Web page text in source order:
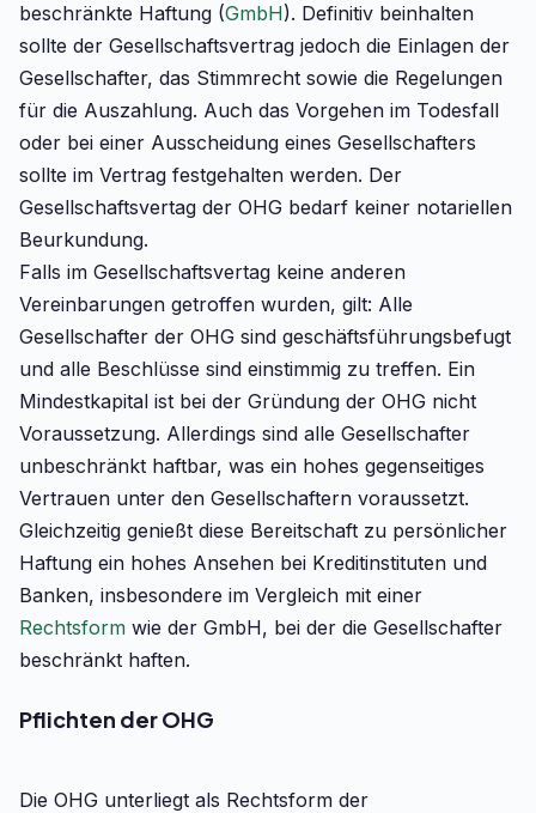
beschränkte Haftung (GmbH). Definitiv beinhalten
sollte der Gesellschaftsvertrag jedoch die Einlagen der
Gesellschafter, das Stimmrecht sowie die Regelungen
für die Auszahlung. Auch das Vorgehen im Todesfall
oder bei einer Ausscheidung eines Gesellschafters
sollte im Vertrag festgehalten werden. Der
Gesellschaftsvertag der OHG bedarf keiner notariellen
Beurkundung.
Falls im Gesellschaftsvertag keine anderen
Vereinbarungen getroffen wurden, gilt: Alle
Gesellschafter der OHG sind geschäftsführungsbefugt
und alle Beschlüsse sind einstimmig zu treffen. Ein
Mindestkapital ist bei der Gründung der OHG nicht
Voraussetzung. Allerdings sind alle Gesellschafter
unbeschränkt haftbar, was ein hohes gegenseitiges
Vertrauen unter den Gesellschaftern voraussetzt.
Gleichzeitig genießt diese Bereitschaft zu persönlicher
Haftung ein hohes Ansehen bei Kreditinstituten und
Banken, insbesondere im Vergleich mit einer
Rechtsform wie der GmbH, bei der die Gesellschafter
beschränkt haften.
Pflichten der OHG
Die OHG unterliegt als Rechtsform der